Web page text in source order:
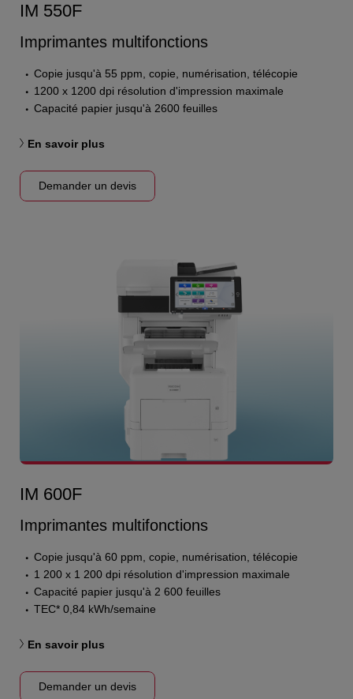
IM 550F
Imprimantes multifonctions
Copie jusqu'à 55 ppm, copie, numérisation, télécopie
1200 x 1200 dpi résolution d'impression maximale
Capacité papier jusqu'à 2600 feuilles
En savoir plus
Demander un devis
IM 600F
Imprimantes multifonctions
Copie jusqu'à 60 ppm, copie, numérisation, télécopie
1 200 x 1 200 dpi résolution d'impression maximale
Capacité papier jusqu'à 2 600 feuilles
TEC* 0,84 kWh/semaine
En savoir plus
Demander un devis